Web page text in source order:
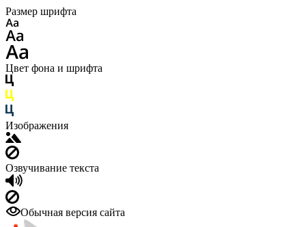
Размер шрифта
Цвет фона и шрифта
Изображения
Озвучивание текста
Обычная версия сайта